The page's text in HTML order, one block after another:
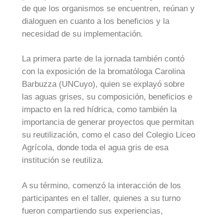
de que los organismos se encuentren, reúnan y
dialoguen en cuanto a los beneficios y la
necesidad de su implementación.
La primera parte de la jornada también contó
con la exposición de la bromatóloga Carolina
Barbuzza (UNCuyo), quien se explayó sobre
las aguas grises, su composición, beneficios e
impacto en la red hídrica, como también la
importancia de generar proyectos que permitan
su reutilización, como el caso del Colegio Liceo
Agrícola, donde toda el agua gris de esa
institución se reutiliza.
A su término, comenzó la interacción de los
participantes en el taller, quienes a su turno
fueron compartiendo sus experiencias,